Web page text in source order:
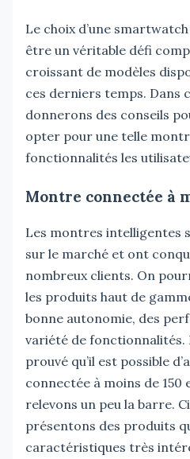
Le choix d’une
être un véritable défi
croissant de modèles
ces derniers temps. Dans
donnerons des conseils
opter pour une telle
fonctionnalités les
Montre connectée à
Les montres intelligentes
sur le marché et ont
nombreux clients. On
les produits haut de
bonne autonomie, des
variété de fonctionnalités.
prouvé qu’il est possible
connectée à moins de 150
relevons un peu la barre.
présentons des produits
caractéristiques très